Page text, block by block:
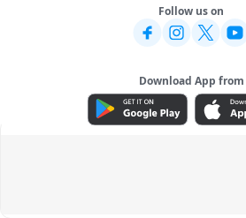
Follow us on
Download App from
ADVERTISEMENT